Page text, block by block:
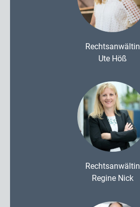
Rechtsanwältin
Ute Höß
Rechtsanwältin
Regine Nick